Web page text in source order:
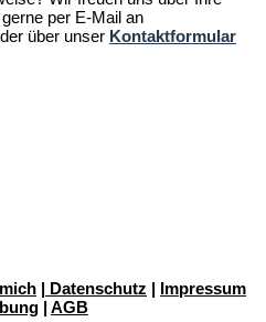
per E-Mail an
über unser Kontaktformular
| Datenschutz | Impressum
| AGB